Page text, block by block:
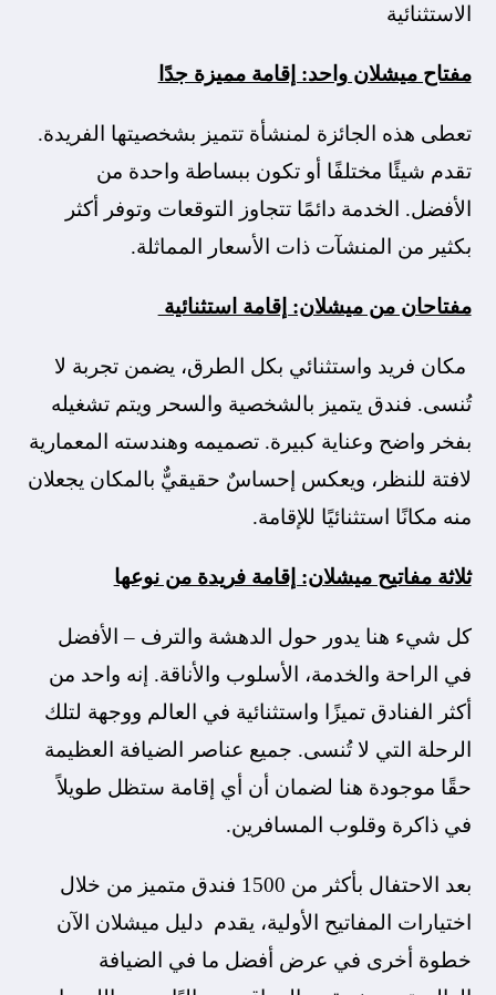
الاستثنائية
مفتاح ميشلان واحد: إقامة مميزة جدًا
تعطى هذه الجائزة لمنشأة تتميز بشخصيتها الفريدة.
تقدم شيئًا مختلفًا أو تكون ببساطة واحدة من
الأفضل. الخدمة دائمًا تتجاوز التوقعات وتوفر أكثر
بكثير من المنشآت ذات الأسعار المماثلة.
مفتاحان من ميشلان: إقامة استثنائية
مكان فريد واستثنائي بكل الطرق، يضمن تجربة لا
تُنسى. فندق يتميز بالشخصية والسحر ويتم تشغيله
بفخر واضح وعناية كبيرة. تصميمه وهندسته المعمارية
لافتة للنظر، ويعكس إحساسٌ حقيقيٌّ بالمكان يجعلان
منه مكانًا استثنائيًا للإقامة.
ثلاثة مفاتيح ميشلان: إقامة فريدة من نوعها
كل شيء هنا يدور حول الدهشة والترف – الأفضل
في الراحة والخدمة، الأسلوب والأناقة. إنه واحد من
أكثر الفنادق تميزًا واستثنائية في العالم ووجهة لتلك
الرحلة التي لا تُنسى. جميع عناصر الضيافة العظيمة
حقًا موجودة هنا لضمان أن أي إقامة ستظل طويلاً
في ذاكرة وقلوب المسافرين.
بعد الاحتفال بأكثر من 1500 فندق متميز من خلال
اختيارات المفاتيح الأولية، يقدم دليل ميشلان الآن
خطوة أخرى في عرض أفضل ما في الضيافة